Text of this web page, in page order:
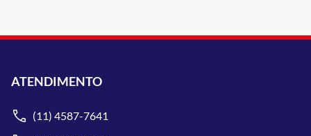
ATENDIMENTO
(11) 4587-7641